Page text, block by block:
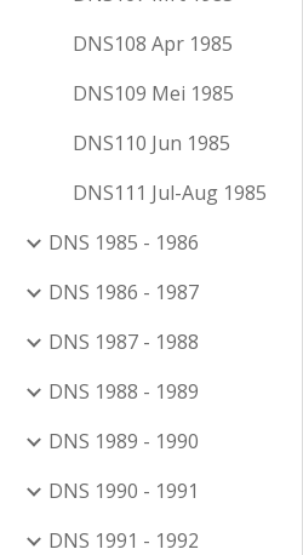
DNS108 Apr 1985
DNS109 Mei 1985
DNS110 Jun 1985
DNS111 Jul-Aug 1985
DNS 1985 - 1986
DNS 1986 - 1987
DNS 1987 - 1988
DNS 1988 - 1989
DNS 1989 - 1990
DNS 1990 - 1991
DNS 1991 - 1992